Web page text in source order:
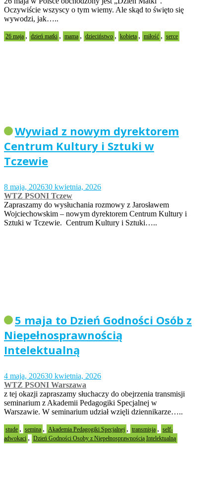
Oczywiście wszyscy o tym wiemy. Ale skąd to święto się
wywodzi, jak…..
26 maja , dzień matki , mama , dzieciństwo , kobieta , miłość , serce
Wywiad z nowym dyrektorem
Centrum Kultury i Sztuki w
Tczewie
8 maja, 202630 kwietnia, 2026
WTZ PSONI Tczew
Zapraszamy do wysłuchania rozmowy z Jarosławem
Wojciechowskim – nowym dyrektorem Centrum Kultury i
Sztuki w Tczewie. Centrum Kultury i Sztuki…..
5 maja to Dzień Godności Osób z
Niepełnosprawnością
Intelektualną
4 maja, 202630 kwietnia, 2026
WTZ PSONI Warszawa
z tej okazji zapraszamy słuchaczy do obejrzenia transmisji
seminarium z Akademii Pedagogiki Specjalnej w
Warszawie. W seminarium udział wzięli dziennikarze…..
stude , semina , Akademia Pedagogiki Specjalnej , transmisja , self-
adwokaci , Dzień Godności Osoby z Niepełnosprawnością Intelektualną